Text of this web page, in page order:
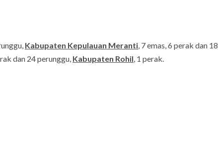
Kabupaten Kepulauan Meranti , 7 emas, 6 perak dan 18
dan 24 perunggu, Kabupaten Rohil , 1 perak.